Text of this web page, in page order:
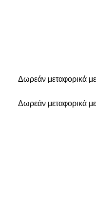
Δωρεάν μεταφορικά
Δωρεάν μεταφορικά